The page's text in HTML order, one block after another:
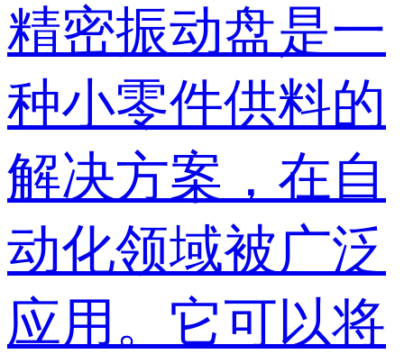
精密振动盘是一
种小零件供料的
解决方案，在自
动化领域被广泛
应用。它可以将